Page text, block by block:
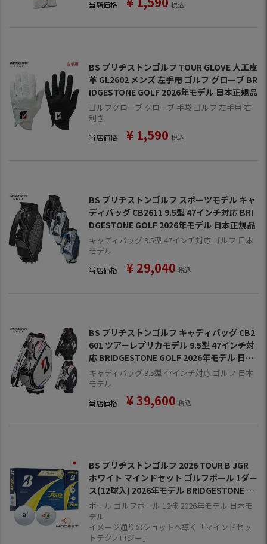
当店価格 税込
BS ブリヂストンゴルフ TOUR GLOVE 人工皮
革 GL2602 メンズ 左手用 ゴルフ グローブ BR
IDGESTONE GOLF 2026年モデル 日本正規品
ゴルフグローブ グローブ 手袋 ゴルフ 左手用 右
利き
当店価格 ¥ 1,590 税込
BS ブリヂストンゴルフ スポーツモデル キャ
ディバッグ CB2611 9.5型 47インチ対応 BRI
DGESTONE GOLF 2026年モデル 日本正規品
キャディバッグ 9.5型 47インチ対応 ゴルフ 日本
モデル
当店価格 ¥ 29,040 税込
BS ブリヂストンゴルフ キャディバッグ CB2
601 ツアーレプリカモデル 9.5型 47インチ対
応 BRIDGESTONE GOLF 2026年モデル 日本
正規品
キャディバッグ 9.5型 47インチ対応 ゴルフ 日本
モデル
当店価格 ¥39,600 税込
BS ブリヂストンゴルフ 2026 TOUR B JGR
ホワイト マインドセット ゴルフボール 1ダー
ス(12球入) 2026年モデル BRIDGESTONE G
OLF 日本正規品
ボール ゴルフボール 12球 2026年モデル 日本モ
デル
イメージ通りのショットへ導く「マインドセッ
トテクノロジー」